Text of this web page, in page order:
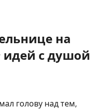
на
идей с душой
голову над тем,